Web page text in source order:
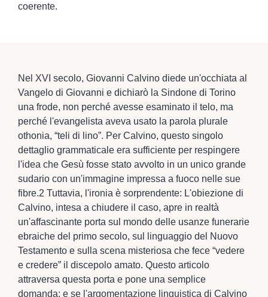
coerente.
Nel XVI secolo, Giovanni Calvino diede un'occhiata al
Vangelo di Giovanni e dichiarò la Sindone di Torino
una frode, non perché avesse esaminato il telo, ma
perché l'evangelista aveva usato la parola plurale
othonia, “teli di lino”. Per Calvino, questo singolo
dettaglio grammaticale era sufficiente per respingere
l'idea che Gesù fosse stato avvolto in un unico grande
sudario con un'immagine impressa a fuoco nelle sue
fibre.2 Tuttavia, l'ironia è sorprendente: L'obiezione di
Calvino, intesa a chiudere il caso, apre in realtà
un'affascinante porta sul mondo delle usanze funerarie
ebraiche del primo secolo, sul linguaggio del Nuovo
Testamento e sulla scena misteriosa che fece “vedere
e credere” il discepolo amato. Questo articolo
attraversa questa porta e pone una semplice
domanda: e se l'argomentazione linguistica di Calvino